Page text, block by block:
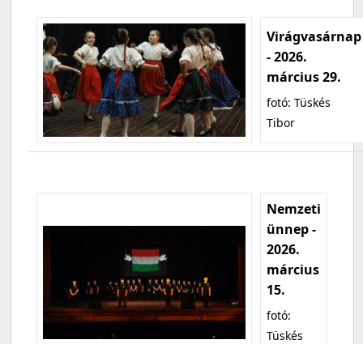
Virágvasárnap
- 2026.
március 29.
fotó: Tüskés
Tibor
Nemzeti
ünnep -
2026.
március
15.
fotó:
Tüskés